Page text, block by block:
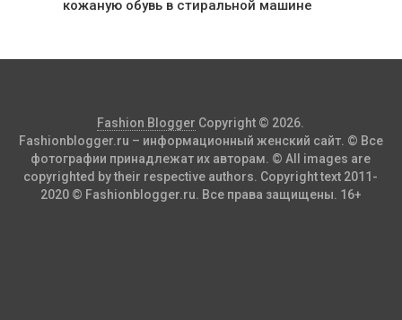
кожаную обувь в стиральной машине
Fashion Blogger Copyright © 2026.
Fashionblogger.ru – информационный женский сайт. © Все
фотографии принадлежат их авторам. © All images are
copyrighted by their respective authors. Copyright text 2011-
2020 © Fashionblogger.ru. Все права защищены. 16+